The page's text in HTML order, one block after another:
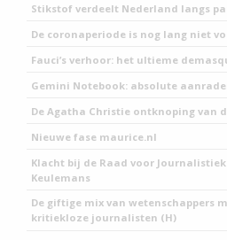
Stikstof verdeelt Nederland langs
De coronaperiode is nog lang niet
Fauci’s verhoor: het ultieme
Gemini Notebook: absolute
De Agatha Christie ontknoping van
Nieuwe fase maurice.nl
Klacht bij de Raad voor
Keulemans
De giftige mix van wetenschappers
kritiekloze journalisten (H)